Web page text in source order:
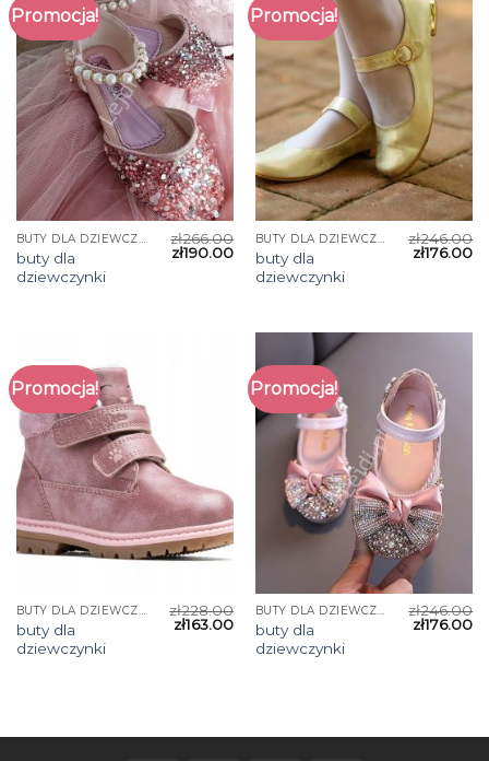
Promocja!
BUTY DLA DZIEWCZYNKI
buty dla
dziewczynki
zł266.00
zł190.00
Promocja!
BUTY DLA DZIEWCZYNKI
buty dla
dziewczynki
zł246.00
zł176.00
Promocja!
BUTY DLA DZIEWCZYNKI
buty dla
dziewczynki
zł228.00
zł163.00
Promocja!
BUTY DLA DZIEWCZYNKI
buty dla
dziewczynki
zł246.00
zł176.00